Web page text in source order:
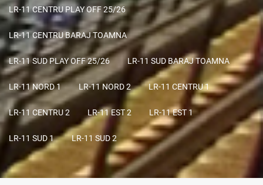
LR-11 CENTRU PLAY OFF 25/26
LR-11 CENTRU BARAJ TOAMNA
LR-11 SUD PLAY OFF 25/26 LR-11 SUD BARAJ TOAMNA
LR-11 NORD 1 LR-11 NORD 2 LR-11 CENTRU 1
LR-11 CENTRU 2 LR-11 EST 2 LR-11 EST 1
LR-11 SUD 1 LR-11 SUD 2